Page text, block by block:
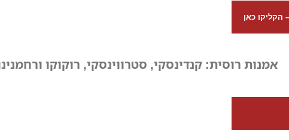
אמנות רוסית: קנדינסקי, סטרווינסקי, רוקוקו